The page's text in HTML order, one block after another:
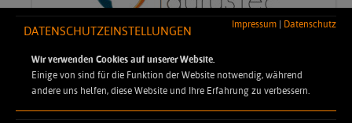
Impressum | Datenschutz
DATENSCHUTZEINSTELLUNGEN
Wir verwenden Cookies auf unserer Website.
Einige von sind für die Funktion der Website notwendig, während
andere uns helfen, diese Website und Ihre Erfahrung zu verbessern.
Zuständige Agentur für den Aufbau und die Pflege unserer